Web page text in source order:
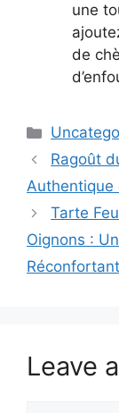
une
de
Ragoût
Authentique
Tarte
Oignons :
Leave